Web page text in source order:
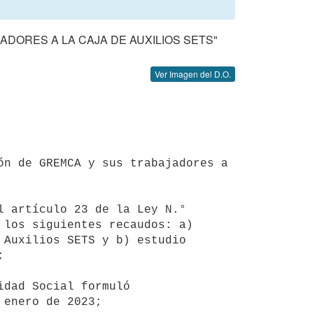
A LA CAJA DE AUXILIOS SETS"
Ver Imagen del D.O.
los siguientes recaudos: a)
Auxilios SETS y b) estudio
de 2023;